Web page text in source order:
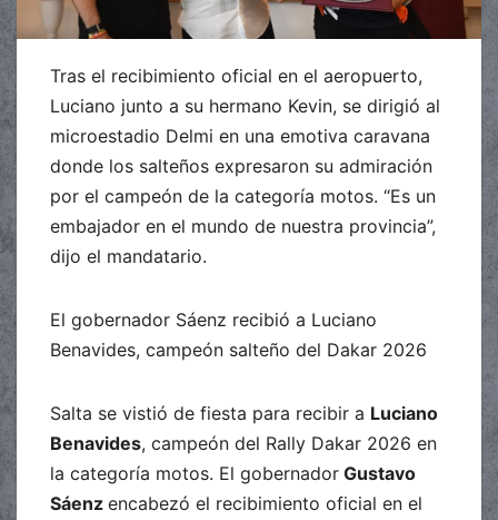
Tras el recibimiento oficial en el aeropuerto,
Luciano junto a su hermano Kevin, se dirigió al
microestadio Delmi en una emotiva caravana
donde los salteños expresaron su admiración
por el campeón de la categoría motos. “Es un
embajador en el mundo de nuestra provincia”,
dijo el mandatario.
El gobernador Sáenz recibió a Luciano
Benavides, campeón salteño del Dakar 2026
Salta se vistió de fiesta para recibir a Luciano
Benavides, campeón del Rally Dakar 2026 en
la categoría motos. El gobernador Gustavo
Sáenz encabezó el recibimiento oficial en el